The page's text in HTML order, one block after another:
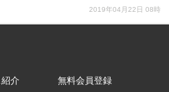
2019年04月22日 08時
介
無料会員登録